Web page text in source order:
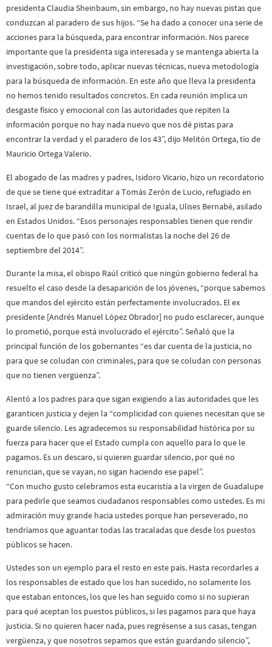
presidenta Claudia Sheinbaum, sin embargo, no hay nuevas pistas que
conduzcan al paradero de sus hijos. “Se ha dado a conocer una serie de
acciones para la búsqueda, para encontrar información. Nos parece
importante que la presidenta siga interesada y se mantenga abierta la
investigación, sobre todo, aplicar nuevas técnicas, nueva metodología
para la búsqueda de información. En este año que lleva la presidenta
no hemos tenido resultados concretos. En cada reunión implica un
desgaste físico y emocional con las autoridades que repiten la
información porque no hay nada nuevo que nos dé pistas para
encontrar la verdad y el paradero de los 43”, dijo Melitón Ortega, tío de
Mauricio Ortega Valerio.
El abogado de las madres y padres, Isidoro Vicario, hizo un recordatorio
de que se tiene que extraditar a Tomás Zerón de Lucio, refugiado en
Israel, al juez de barandilla municipal de Iguala, Ulises Bernabé, asilado
en Estados Unidos. “Esos personajes responsables tienen que rendir
cuentas de lo que pasó con los normalistas la noche del 26 de
septiembre del 2014”.
Durante la misa, el obispo Raúl criticó que ningún gobierno federal ha
resuelto el caso desde la desaparición de los jóvenes, “porque sabemos
que mandos del ejército están perfectamente involucrados. El ex
presidente [Andrés Manuel López Obrador] no pudo esclarecer, aunque
lo prometió, porque está involucrado el ejército”. Señaló que la
principal función de los gobernantes “es dar cuenta de la justicia, no
para que se coludan con criminales, para que se coludan con personas
que no tienen vergüenza”.
Alentó a los padres para que sigan exigiendo a las autoridades que les
garanticen justicia y dejen la “complicidad con quienes necesitan que se
guarde silencio. Les agradecemos su responsabilidad histórica por su
fuerza para hacer que el Estado cumpla con aquello para lo que le
pagamos. Es un descaro, si quieren guardar silencio, por qué no
renuncian, que se vayan, no sigan haciendo ese papel”.
“Con mucho gusto celebramos esta eucaristía a la virgen de Guadalupe
para pedirle que seamos ciudadanos responsables como ustedes. Es mi
admiración muy grande hacia ustedes porque han perseverado, no
tendríamos que aguantar todas las tracaladas que desde los puestos
públicos se hacen.
Ustedes son un ejemplo para el resto en este país. Hasta recordarles a
los responsables de estado que los han sucedido, no solamente los
que estaban entonces, los que les han seguido como si no supieran
para qué aceptan los puestos públicos, si les pagamos para que haya
justicia. Si no quieren hacer nada, pues regrésense a sus casas, tengan
vergüenza, y que nosotros sepamos que están guardando silencio”,